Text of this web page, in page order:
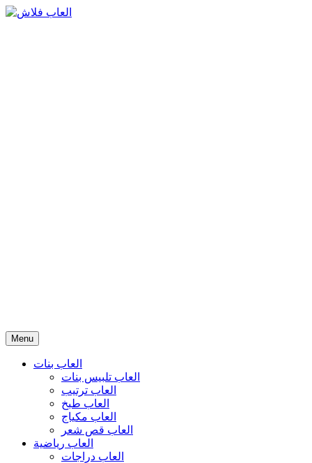
Menu
العاب بنات
العاب تلبيس بنات
العاب ترتيب
العاب طبخ
العاب مكياج
العاب قص شعر
العاب رياضية
العاب دراجات